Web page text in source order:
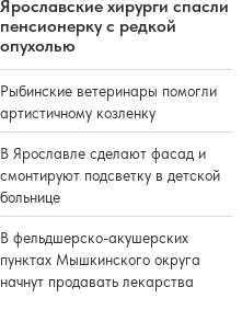
Ярославские хирурги спасли
пенсионерку с редкой
опухолью
Рыбинские ветеринары помогли
артистичному козленку
В Ярославле сделают фасад и
смонтируют подсветку в детской
больнице
В фельдшерско-акушерских
пунктах Мышкинского округа
начнут продавать лекарства